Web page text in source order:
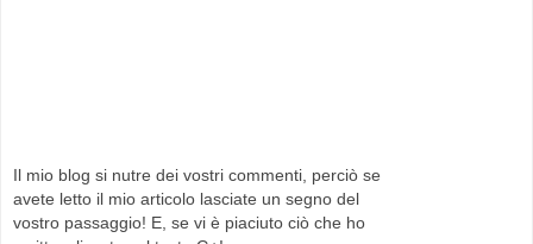
Il mio blog si nutre dei vostri commenti, perciò se
avete letto il mio articolo lasciate un segno del
vostro passaggio! E, se vi è piaciuto ciò che ho